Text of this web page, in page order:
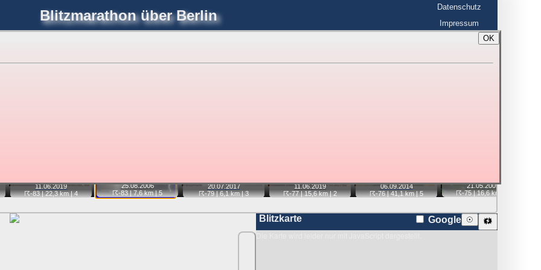
OK
Blitzmarathonüber Berlin
joerglorenz.de
Datenschutz
Impressum
Blitzmarathon Am Himmel Luftfahrt Blitzmarathon ☰
11.06.2019
☈-83| 22,3 km |4
25.08. 2006
☈-83| 7,6 km |5
20.07. 2017
☈-79| 6,1 km |3
11.06.2019
☈-77| 15,6 km |2
06.09.2014
☈-76| 41,1 km |5
21.05.2009
☈-75| 16,6 km |
Blitzkarte 🗱
☉
Google